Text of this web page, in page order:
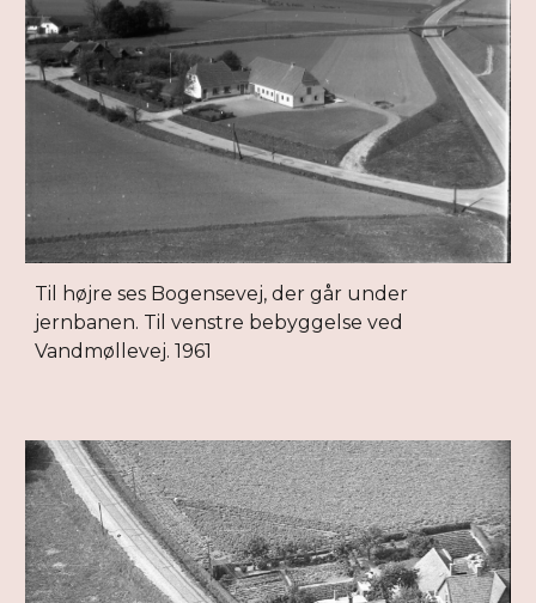
Til højre ses Bogensevej, der går under
jernbanen. Til venstre bebyggelse ved
Vandmøllevej. 1961